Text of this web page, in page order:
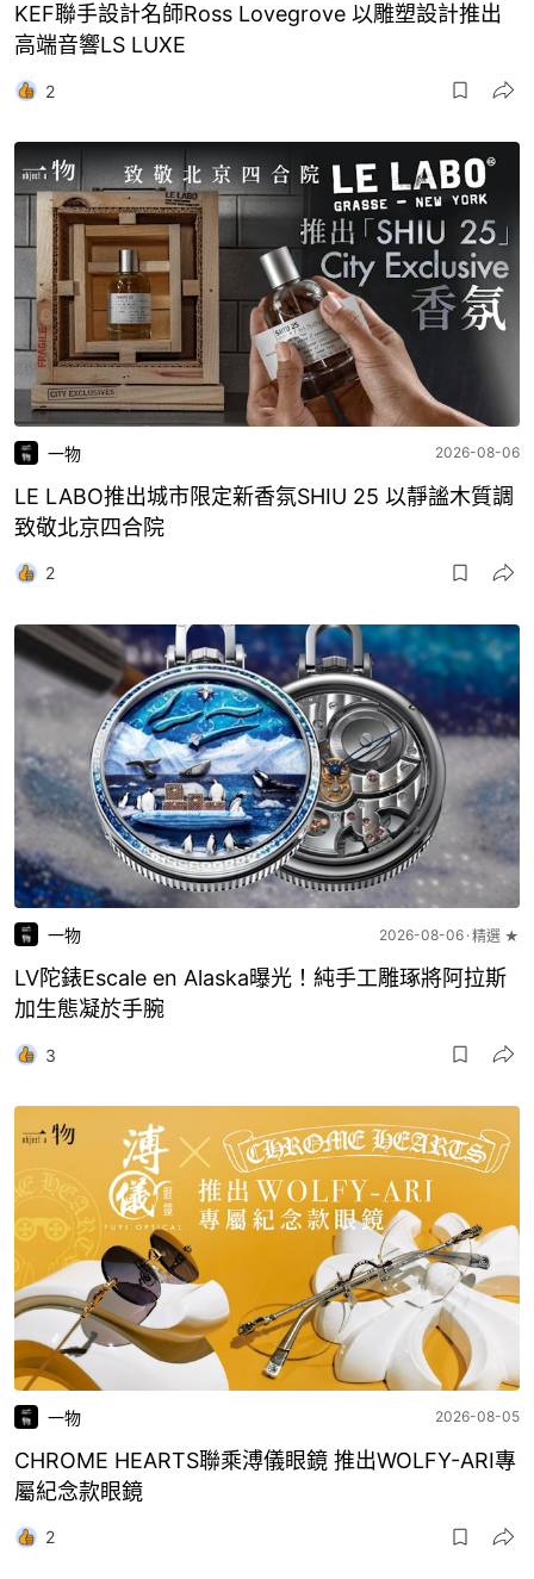
KEF聯手設計名師Ross Lovegrove 以雕塑設計推出
高端音響LS LUXE
2
一物 2026-08-06
LE LABO推出城市限定新香氛SHIU 25 以靜謐木質調
致敬北京四合院
2
一物 2026-08-06 精選 ★
LV陀錶Escale en Alaska曝光！純手工雕琢將阿拉斯
加生態凝於手腕
3
一物 2026-08-05
CHROME HEARTS聯乘溥儀眼鏡 推出WOLFY-ARI專
屬紀念款眼鏡
2